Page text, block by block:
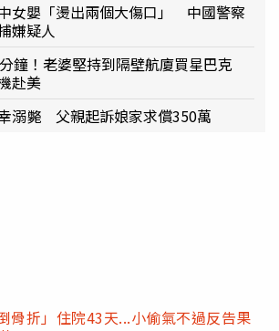
女嬰「燙出兩個大傷口」 中國警察
嫌疑人
鐘！老婆堅持到隔壁航廈買星巴克
赴美
溺斃 父親起訴娘家求償350萬
骨折」住院43天...小偷氣不過反告果